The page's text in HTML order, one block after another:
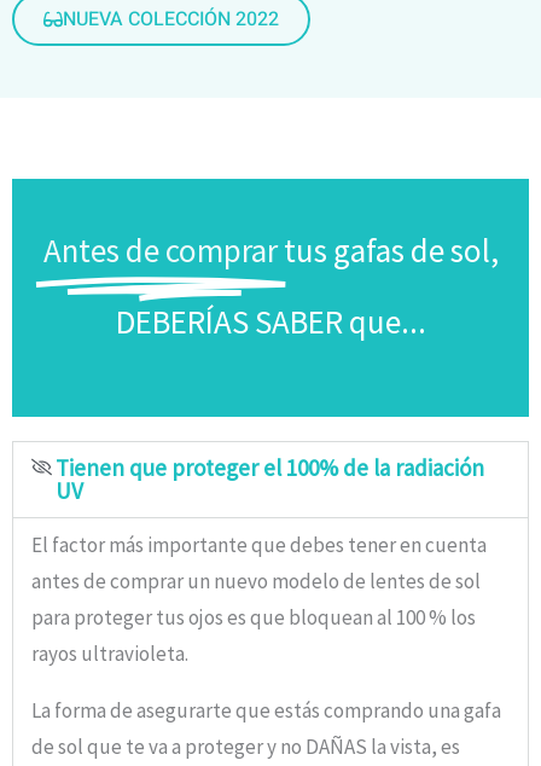
NUEVA COLECCIÓN 2022
Antes de comprartus gafas de sol,
DEBERÍAS SABER que...
Tienen que proteger el 100% de la radiación
UV
El factor más importante que debes tener en cuenta
antes de comprar un nuevo modelo de lentes de sol
para proteger tus ojos es que bloquean al 100 % los
rayos ultravioleta.
La forma de asegurarte que estás comprando una gafa
de sol que te va a proteger y no DAÑAS la vista, es